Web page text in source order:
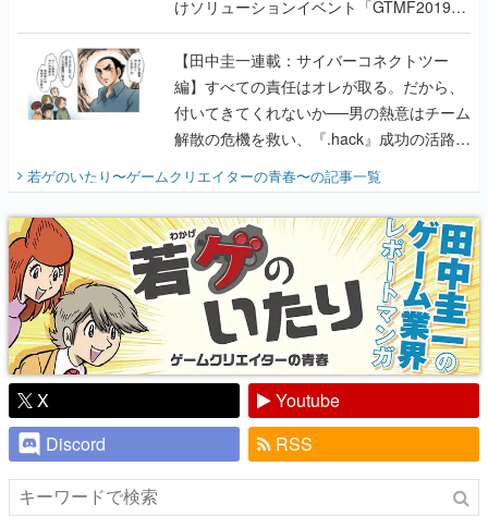
けソリューションイベント「GTMF2019」
に行って、より理解を深めよう【PR】
【田中圭一連載：サイバーコネクトツー
編】すべての責任はオレが取る。だから、
付いてきてくれないか──男の熱意はチーム
解散の危機を救い、『.hack』成功の活路を
『少年ジャンプ』色だった【若ゲのいた
り】
若ゲのいたり〜ゲームクリエイターの青春〜の記事一覧
X
Youtube
Discord
RSS